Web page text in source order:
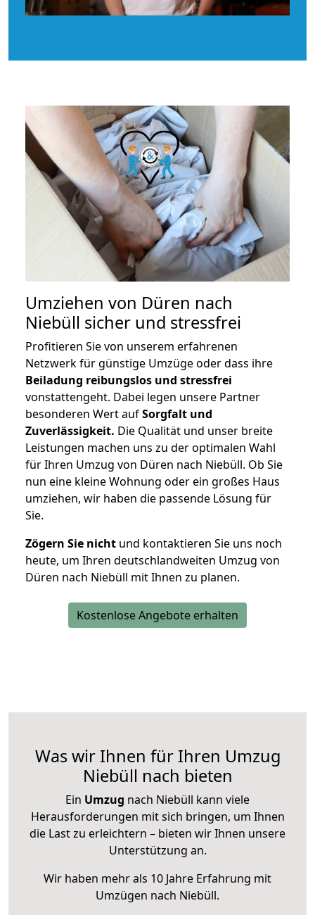
Umziehen von Düren nach
Niebüll sicher und stressfrei
Profitieren Sie von unserem erfahrenen
Netzwerk für günstige Umzüge oder dass ihre
Beiladung reibungslos und stressfrei
vonstattengeht. Dabei legen unsere Partner
besonderen Wert aufSorgfalt und
Zuverlässigkeit. Die Qualität und unser breite
Leistungen machen uns zu der optimalen Wahl
für Ihren Umzug von Düren nach Niebüll. Ob Sie
nun eine kleine Wohnung oder ein großes Haus
umziehen, wir haben die passende Lösung für
Sie.
Zögern Sie nicht und kontaktieren Sie uns noch
heute, um Ihren deutschlandweiten Umzug von
Düren nach Niebüll mit Ihnen zu planen.
Kostenlose Angebote erhalten
Was wir Ihnen für Ihren Umzug
Niebüll nach bieten
Ein Umzug nach Niebüll kann viele
Herausforderungen mit sich bringen, um Ihnen
die Last zu erleichtern – bieten wir Ihnen unsere
Unterstützung an.
Wir haben mehr als 10 Jahre Erfahrung mit
Umzügen nach Niebüll.